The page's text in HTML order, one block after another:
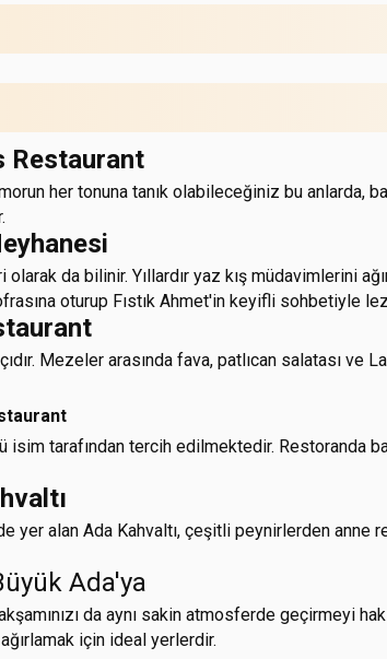
Restaurant
her tonuna tanık olabileceğiniz bu
da bilinir. Yıllardır yaz kış müdavimlerini
oturup Fıstık Ahmet'in keyifli sohbetiyle
Mezeler arasında fava, patlıcan salatası ve
tarafından tercih edilmektedir. Restoranda
alan Ada Kahvaltı, çeşitli peynirlerden anne
Ada'ya
da aynı sakin atmosferde geçirmeyi
için ideal yerlerdir.